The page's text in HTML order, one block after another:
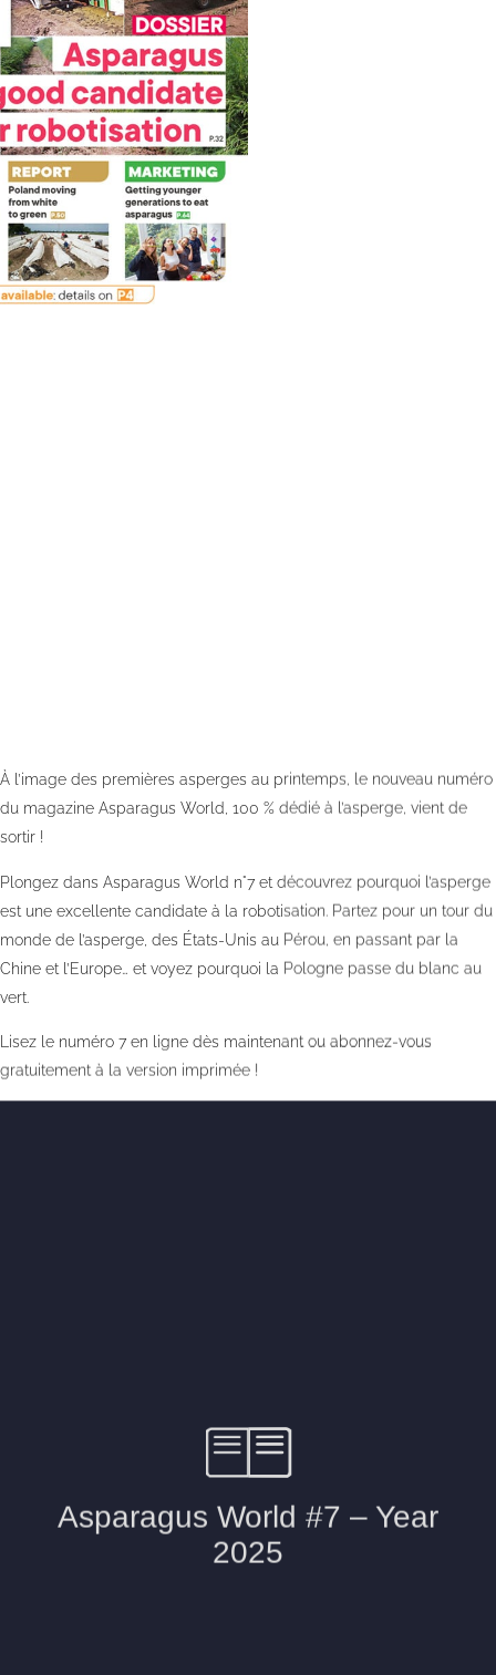
À l’image des premières asperges au printemps, le nouveau numéro
du magazine Asparagus World, 100 % dédié à l’asperge, vient de
sortir !
Plongez dans Asparagus World n°7 et découvrez pourquoi l’asperge
est une excellente candidate à la robotisation. Partez pour un tour du
monde de l’asperge, des États-Unis au Pérou, en passant par la
Chine et l’Europe… et voyez pourquoi la Pologne passe du blanc au
vert.
Lisez le numéro 7 en ligne dès maintenant ou abonnez-vous
gratuitement à la version imprimée !